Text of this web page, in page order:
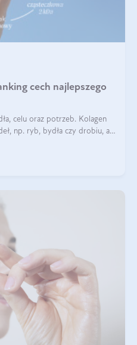
cech najlepszego
celu oraz potrzeb. Kolagen
np. ryb, bydła czy drobiu, a